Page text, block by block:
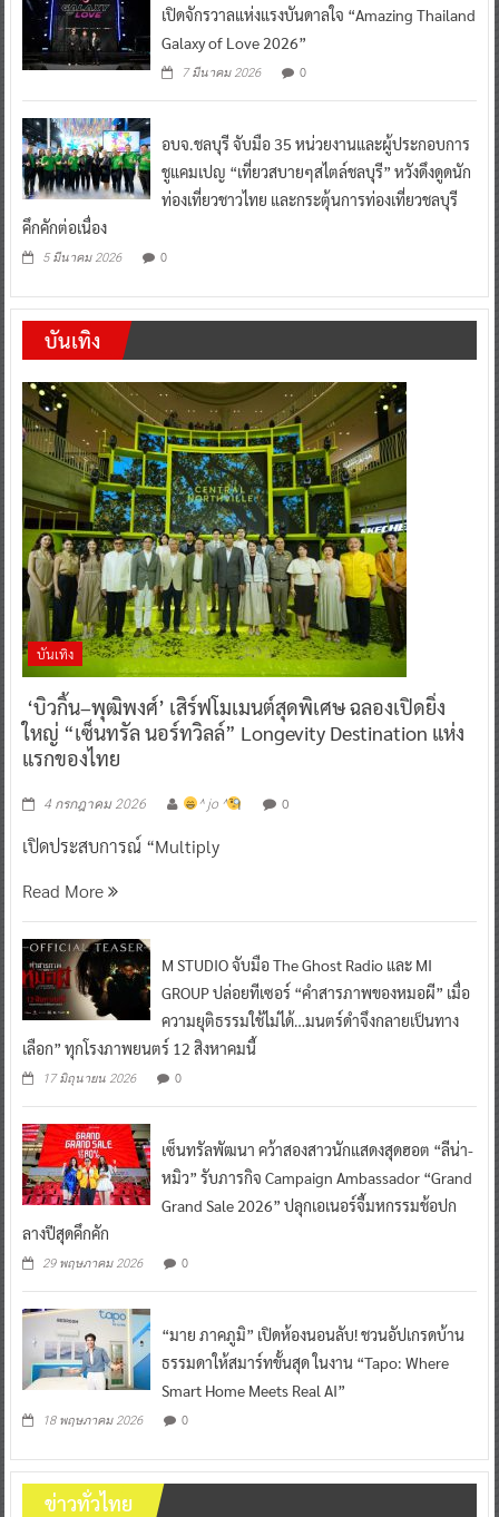
เปิดจักรวาลแห่งแรงบันดาลใจ “Amazing Thailand
Galaxy of Love 2026”
7 มีนาคม 2026 0
อบจ.ชลบุรี จับมือ 35 หน่วยงานและผู้ประกอบการ
ชูแคมเปญ “เที่ยวสบายๆสไตล์ชลบุรี” หวังดึงดูดนัก
ท่องเที่ยวชาวไทย และกระตุ้นการท่องเที่ยวชลบุรี
คึกคักต่อเนื่อง
5 มีนาคม 2026 0
บันเทิง
บันเทิง
‘บิวกิ้น–พุฒิพงศ์’ เสิร์ฟโมเมนต์สุดพิเศษ ฉลองเปิดยิ่ง
ใหญ่ “เซ็นทรัล นอร์ทวิลล์” Longevity Destination แห่ง
แรกของไทย
4 กรกฎาคม 2026 ^ jo ^ 0
เปิดประสบการณ์ “Multiply
Read More
M STUDIO จับมือ The Ghost Radio และ MI
GROUP ปล่อยทีเซอร์ “คำสารภาพของหมอผี” เมื่อ
ความยุติธรรมใช้ไม่ได้…มนตร์ดำจึงกลายเป็นทาง
เลือก” ทุกโรงภาพยนตร์ 12 สิงหาคมนี้
17 มิถุนายน 2026 0
เซ็นทรัลพัฒนา คว้าสองสาวนักแสดงสุดฮอต “ลีน่า-
หมิว” รับภารกิจ Campaign Ambassador “Grand
Grand Sale 2026” ปลุกเอเนอร์จี้มหกรรมช้อปก
ลางปีสุดคึกคัก
29 พฤษภาคม 2026 0
“มาย ภาคภูมิ” เปิดห้องนอนลับ! ชวนอัปเกรดบ้าน
ธรรมดาให้สมาร์ทขั้นสุด ในงาน “Tapo: Where
Smart Home Meets Real AI”
18 พฤษภาคม 2026 0
ข่าวทั่วไทย